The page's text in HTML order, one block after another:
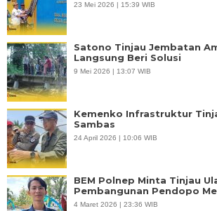
23 Mei 2026 | 15:39 WIB
Satono Tinjau Jembatan
Langsung Beri Solusi
9 Mei 2026 | 13:07 WIB
Kemenko Infrastruktur
Sambas
24 April 2026 | 10:06 WIB
BEM Polnep Minta Tinjau
Pembangunan Pendopo
4 Maret 2026 | 23:36 WIB